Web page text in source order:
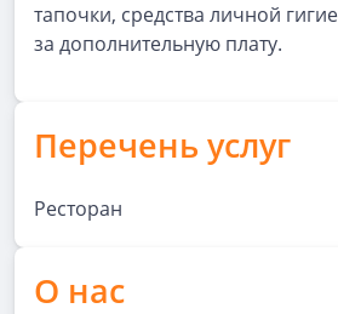
тапочки, средства личной
за дополнительную плату.
Перечень услуг
Ресторан
О нас